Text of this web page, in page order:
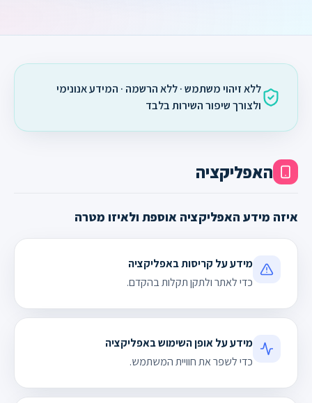
ללא זיהוי משתמש · ללא הרשמה · המידע אנונימי
ולצורך שיפור השירות בלבד
האפליקציה
איזה מידע האפליקציה אוספת ולאיזו מטרה
מידע על קריסות באפליקציה
כדי לאתר ולתקן תקלות בהקדם.
מידע על אופן השימוש באפליקציה
כדי לשפר את חוויית המשתמש.